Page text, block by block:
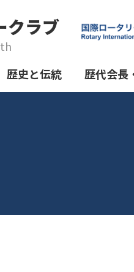
クラブ
歴史と伝統 歴代会長